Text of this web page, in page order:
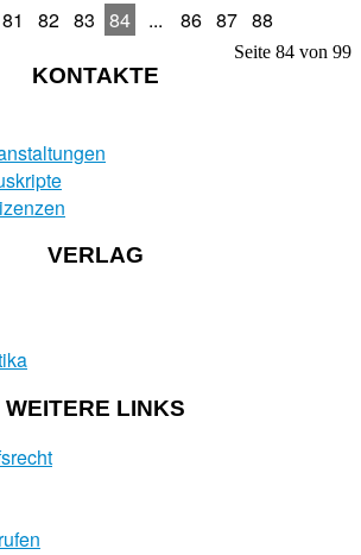
81 82 83 84 ... 86 87 88
Seite 84 von 99
KONTAKTE
VERLAG
WEITERE LINKS